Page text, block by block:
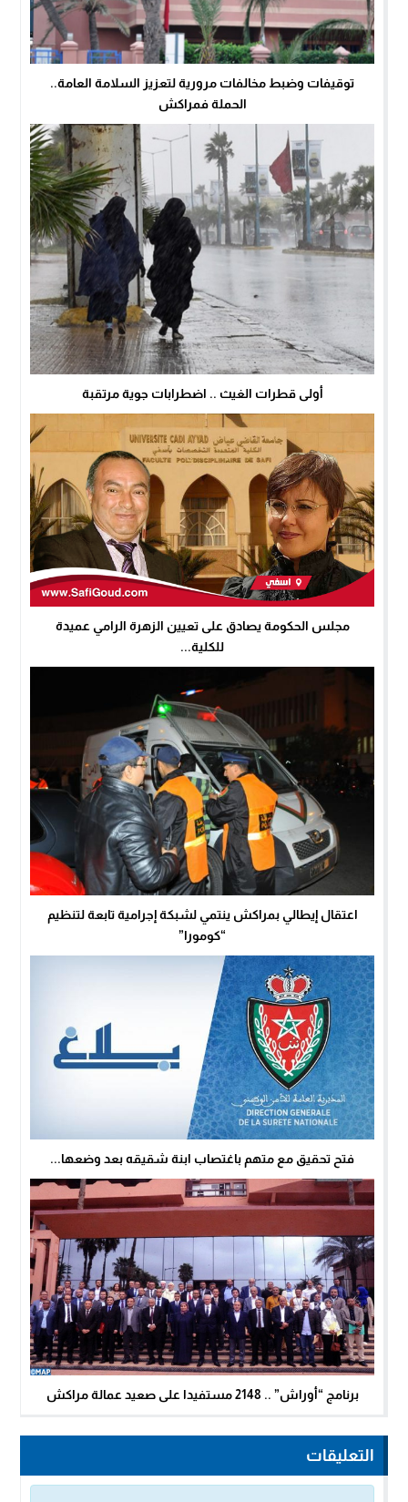
توقيفات وضبط مخالفات مرورية لتعزيز السلامة العامة..
الحملة فمراكش
أولى قطرات الغيث .. اضطرابات جوية مرتقبة
مجلس الحكومة يصادق على تعيين الزهرة الرامي عميدة
للكلية...
اعتقال إيطالي بمراكش ينتمي لشبكة إجرامية تابعة لتنظيم
“كومورا”
فتح تحقيق مع متهم باغتصاب ابنة شقيقه بعد وضعها...
برنامج “أوراش” .. 2148 مستفيدا على صعيد عمالة مراكش
التعليقات